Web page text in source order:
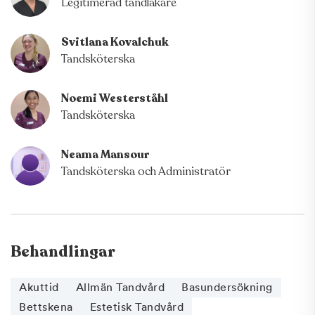
Svitlana Kovalchuk
Tandsköterska
Noemi Westerståhl
Tandsköterska
Neama Mansour
Tandsköterska och Administratör
Behandlingar
Akuttid Allmän Tandvård
Basundersökning
Bettskena
Estetisk Tandvård